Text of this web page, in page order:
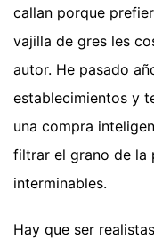
callan porque
vajilla de gres les
autor. He pasado
establecimientos y
una compra
filtrar el grano de la
interminables.
Hay que ser